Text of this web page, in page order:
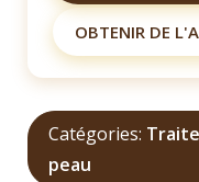
cumin
OBTENIR DE
Catégories:
peau